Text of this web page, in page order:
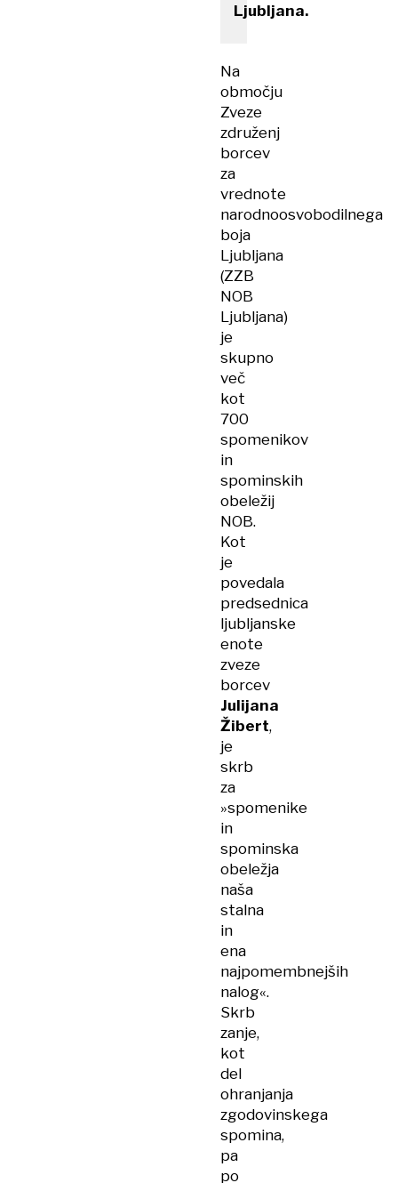
Ljubljana.
Na
območju
Zveze
združenj
borcev
za
vrednote
narodnoosvobodilnega
boja
Ljubljana
(ZZB
NOB
Ljubljana)
je
skupno
več
kot
700
spomenikov
in
spominskih
obeležij
NOB.
Kot
je
povedala
predsednica
ljubljanske
enote
zveze
borcev
Julijana
Žibert,
je
skrb
za
»spomenike
in
spominska
obeležja
naša
stalna
in
ena
najpomembnejših
nalog«.
Skrb
zanje,
kot
del
ohranjanja
zgodovinskega
spomina,
pa
po